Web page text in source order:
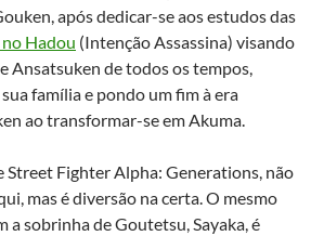
após dedicar-se aos estudos das
Hadou (Intenção Assassina) visando
Ansatsuken de todos os tempos,
família e pondo um fim à era
ao transformar-se em Akuma.
Street Fighter Alpha: Generations, não
mas é diversão na certa. O mesmo
a sobrinha de Goutetsu, Sayaka, é